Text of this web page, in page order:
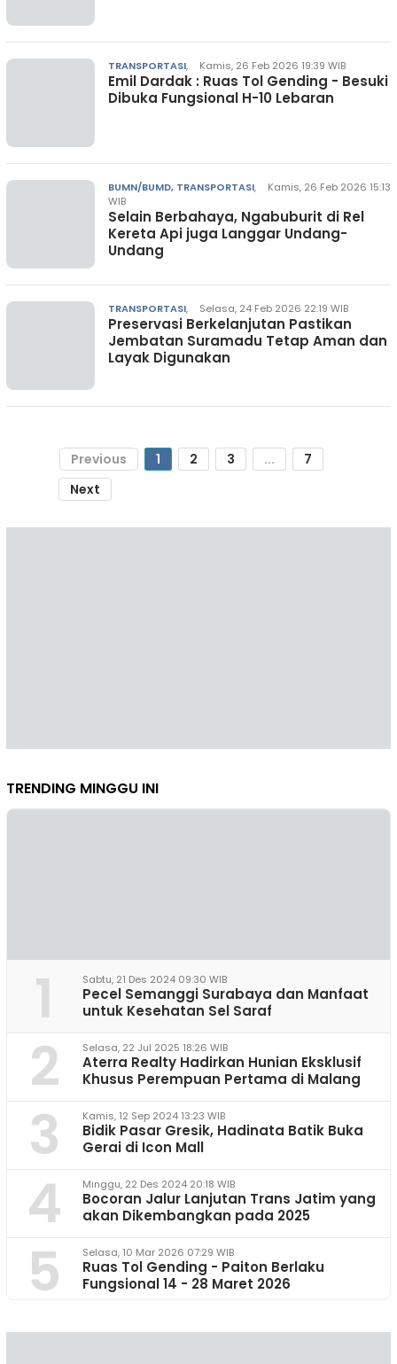
TRANSPORTASI, Kamis, 26 Feb 2026 19:39 WIB
Emil Dardak : Ruas Tol Gending - Besuki
Dibuka Fungsional H-10 Lebaran
BUMN/BUMD, TRANSPORTASI,
Kamis, 26 Feb 2026 15:13
WIB
Selain Berbahaya, Ngabuburit di Rel
Kereta Api juga Langgar Undang-
Undang
TRANSPORTASI, Selasa, 24 Feb 2026 22:19 WIB
Preservasi Berkelanjutan Pastikan
Jembatan Suramadu Tetap Aman dan
Layak Digunakan
Previous 1 2 3 ...
7
Next
TRENDING MINGGU INI
1 Sabtu, 21 Des 2024 09:30 WIB
Pecel Semanggi Surabaya dan Manfaat
untuk Kesehatan Sel Saraf
2 Selasa, 22 Jul 2025 18:26 WIB
Aterra Realty Hadirkan Hunian Eksklusif
Khusus Perempuan Pertama di Malang
3 Kamis, 12 Sep 2024 13:23 WIB
Bidik Pasar Gresik, Hadinata Batik Buka
Gerai di Icon Mall
4 Minggu, 22 Des 2024 20:18 WIB
Bocoran Jalur Lanjutan Trans Jatim yang
akan Dikembangkan pada 2025
5 Selasa, 10 Mar 2026 07:29 WIB
Ruas Tol Gending - Paiton Berlaku
Fungsional 14 - 28 Maret 2026